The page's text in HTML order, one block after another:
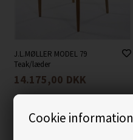
Cookie information
J.L.MØLLER MODEL 79
Teak/læder
14.175,00 DKK